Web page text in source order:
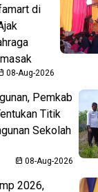
di
08-Aug-2026
Pemkab
Titik
Sekolah
08-Aug-2026
2026,